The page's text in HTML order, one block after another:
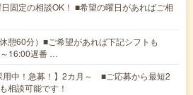
固定の相談OK！ ■希望の曜日があればご相
憩60分）■ご希望があれば下記シフトも
16:00遅番 …
用中！急募！】2カ月～ ■ご応募から最短2
相談可能です！